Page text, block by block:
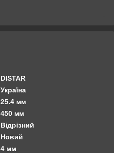
DISTAR
Україна
25.4 мм
450 мм
Відрізний
Новий
4 мм